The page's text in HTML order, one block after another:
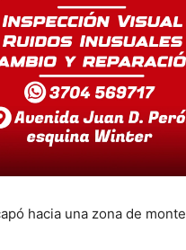
hacia una zona de monte